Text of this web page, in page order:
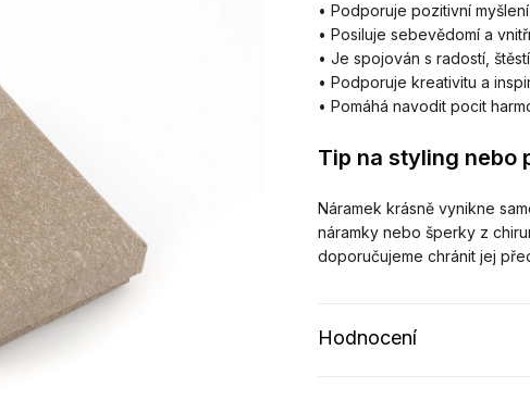
• Podporuje pozitivní
• Posiluje sebevědomí a
• Je spojován s radostí,
• Podporuje kreativitu a
• Pomáhá navodit pocit
Tip na styling nebo
Náramek krásně vynikne
náramky nebo šperky z
doporučujeme chránit jej
Hodnocení